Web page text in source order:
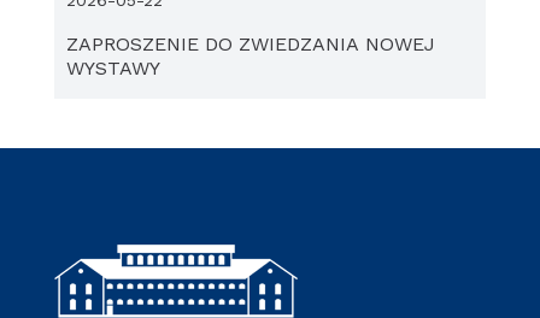
ZAPROSZENIE DO ZWIEDZANIA NOWEJ
WYSTAWY